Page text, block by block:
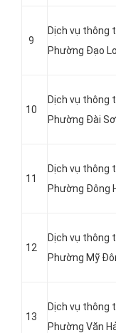
9
Dịch vụ thông
Phường Đạo
10
Dịch vụ thông
Phường Đài
11
Dịch vụ thông
Phường Đông
12
Dịch vụ thông
Phường Mỹ
13
Dịch vụ thông
Phường Văn